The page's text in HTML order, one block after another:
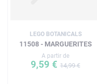
LEGO BOTANICALS
11508 - MARGUERITES
A partir de
9,59 € 14,99 €